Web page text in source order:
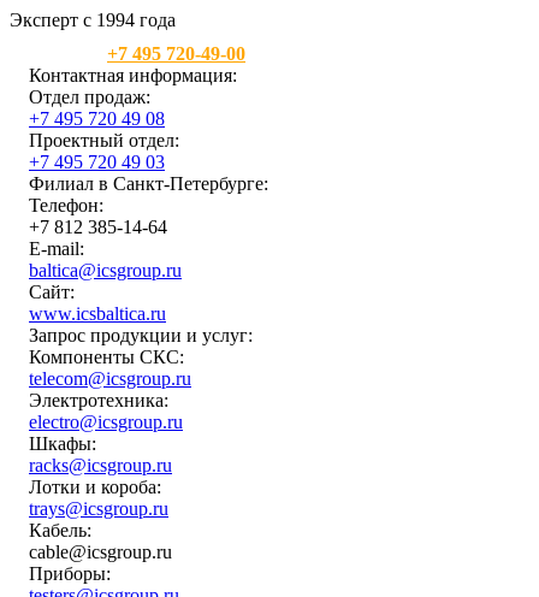
Эксперт с 1994 года
+7 495 720-49-00
Контактная информация:
Отдел продаж:
+7 495 720 49 08
Проектный отдел:
+7 495 720 49 03
Филиал в Санкт-Петербурге:
Телефон:
+7 812 385-14-64
E-mail:
baltica@icsgroup.ru
Сайт:
www.icsbaltica.ru
Запрос продукции и услуг:
Компоненты СКС:
telecom@icsgroup.ru
Электротехника:
electro@icsgroup.ru
Шкафы:
racks@icsgroup.ru
Лотки и короба:
trays@icsgroup.ru
Кабель:
cable@icsgroup.ru
Приборы: